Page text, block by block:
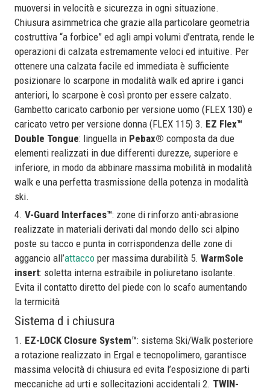
muoversi in velocità e sicurezza in ogni situazione.
Chiusura asimmetrica che grazie alla particolare geometria
costruttiva “a forbice” ed agli ampi volumi d’entrata, rende le
operazioni di calzata estremamente veloci ed intuitive. Per
ottenere una calzata facile ed immediata è sufficiente
posizionare lo scarpone in modalità walk ed aprire i ganci
anteriori, lo scarpone è così pronto per essere calzato.
Gambetto caricato carbonio per versione uomo (FLEX 130) e
caricato vetro per versione donna (FLEX 115) 3. EZ Flex™
Double Tongue: linguella in Pebax® composta da due
elementi realizzati in due differenti durezze, superiore e
inferiore, in modo da abbinare massima mobilità in modalità
walk e una perfetta trasmissione della potenza in modalità
ski.
4. V-Guard Interfaces™: zone di rinforzo anti-abrasione
realizzate in materiali derivati dal mondo dello sci alpino
poste su tacco e punta in corrispondenza delle zone di
aggancio all’attacco per massima durabilità 5. WarmSole
insert: soletta interna estraibile in poliuretano isolante.
Evita il contatto diretto del piede con lo scafo aumentando
la termicità
Sistema d i chiusura
1. EZ-LOCK Closure System™: sistema Ski/Walk posteriore
a rotazione realizzato in Ergal e tecnopolimero, garantisce
massima velocità di chiusura ed evita l’esposizione di parti
meccaniche ad urti e sollecitazioni accidentali 2. TWIN-